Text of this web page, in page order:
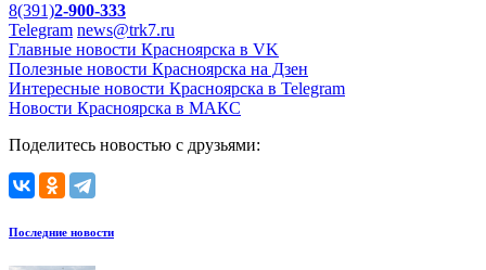
8(391)2-900-333
Telegram news@trk7.ru
Главные новости Красноярска в VK
Полезные новости Красноярска на Дзен
Интересные новости Красноярска в Telegram
Новости Красноярска в МАКС
Поделитесь новостью с друзьями:
Последние новости